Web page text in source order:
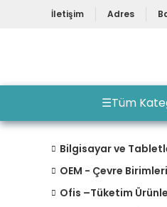
İletişim Adres
☰Tüm
Bilgisayar ve
OEM - Çevre Birimleri
Ofis –Tüketim